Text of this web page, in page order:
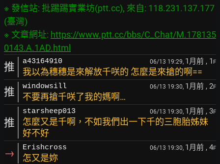
※ 發信站: 批踢踢實業坊(ptt.cc), 來自: 118.231.137.177
(臺灣)
※ 文章網址: https://www.ptt.cc/bbs/C_Chat/M.178135
0143.A.1AD.html
推 a43164910 06/13 19:29, 1月前 , 1 F
我以為穗穗是來解放千咲的 怎麼是來搶的啊==
推 windowsill 06/13 19:30, 1月前 , 2F
不要再搶千咲了我的媽啊…
推
starsheep013 06/13 19:30, 1月前 , 3F
怎麼又是千啊，不如我們出一下千的三胞胎姊妹
好不好
→ Erishcross 06/13 19:30, 1月前 , 4F
怎又是妳